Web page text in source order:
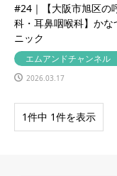
#24｜【大阪市旭区の
科・耳鼻咽喉科】かな
ニック
エムアンドチャンネル
2026.03.17
1件中 1件を表示